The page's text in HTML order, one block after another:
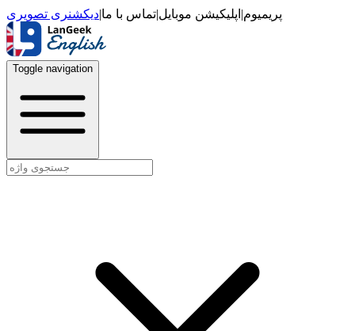
پریمیوم| اپلیکیشن موبایل|تماس با ما|دیکشنری تصویری
Toggle navigation